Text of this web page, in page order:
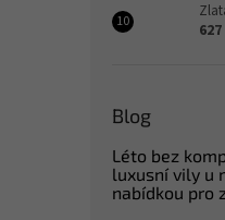
Blog
Léto bez
luxusní vily u
nabídkou pro